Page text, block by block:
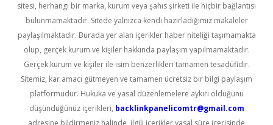
sitesi, herhangi bir marka, kurum veya şahıs şirketi ile hiçbir bağlantısı
bulunmamaktadır. Sitede yalnızca kendi hazırladığımız makaleler
paylaşılmaktadır. Burada yer alan içerikler haber niteliği taşımamakta
olup, gerçek kurum ve kişiler hakkında paylaşım yapılmamaktadır.
Gerçek kurum ve kişiler ile isim benzerlikleri tamamen tesadüfidir.
Sitemiz, kar amacı gütmeyen ve tamamen ücretsiz bir bilgi paylaşım
platformudur. Hukuka ve yasal düzenlemelere aykırı olduğunu
düşündüğünüz içerikleri, backlinkpanelicomtr@gmail.com
adresine bildirmeniz halinde, ilgili içerikler yasal süre içerisinde